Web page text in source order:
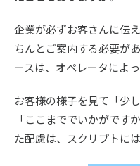
企業が必ずお客さんに伝
ちんとご案内する必要が
ースは、オペレータによ
お客様の様子を見て「少
「ここまででいかがです
た配慮は、スクリプトに